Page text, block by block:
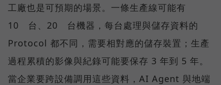
工廠也是可預期的場景。一條生產線可能有
10 台、20 台機器，每台處理與儲存資料的
Protocol 都不同，需要相對應的儲存裝置；生產
過程累積的影像與紀錄可能要保存 3 年到 5 年。
當企業要跨設備調用這些資料，AI Agent 與地端